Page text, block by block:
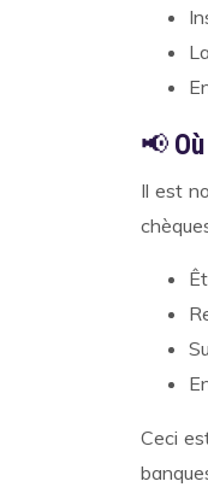
📢
Il est
Ceci